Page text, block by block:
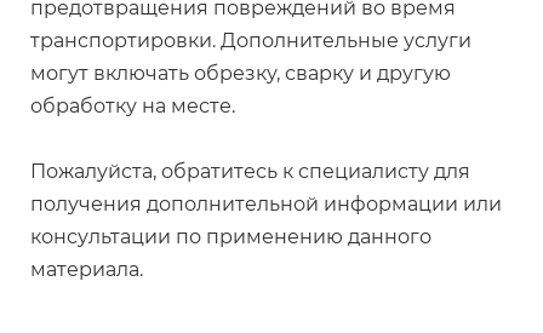
предотвращения повреждений во время
транспортировки. Дополнительные услуги
могут включать обрезку, сварку и другую
обработку на месте.
Пожалуйста, обратитесь к специалисту для
получения дополнительной информации или
консультации по применению данного
материала.